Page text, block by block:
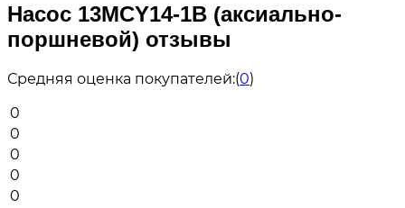
Насос 13MCY14-1B (аксиально-
поршневой) отзывы
Средняя оценка покупателей:(0)
0
0
0
0
0